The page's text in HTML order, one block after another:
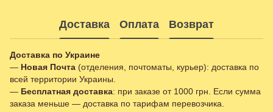
Доставка Оплата Возврат
Доставка по Украине
— Новая Почта (отделения, почтоматы, курьер): доставка по
всей территории Украины.
— Бесплатная доставка: при заказе от 1000 грн. Если сумма
заказа меньше — доставка по тарифам перевозчика.